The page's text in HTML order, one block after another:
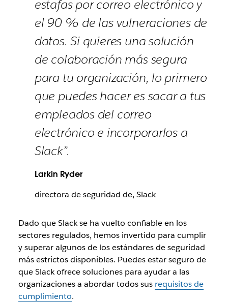
estafas por correo electrónico y
el 90 % de las vulneraciones de
datos. Si quieres una solución
de colaboración más segura
para tu organización, lo primero
que puedes hacer es sacar a tus
empleados del correo
electrónico e incorporarlos a
Slack”.
Larkin Ryder
directora de seguridad de, Slack
Dado que Slack se ha vuelto confiable en los
sectores regulados, hemos invertido para cumplir
y superar algunos de los estándares de seguridad
más estrictos disponibles. Puedes estar seguro de
que Slack ofrece soluciones para ayudar a las
organizaciones a abordar todos sus requisitos de
cumplimiento.